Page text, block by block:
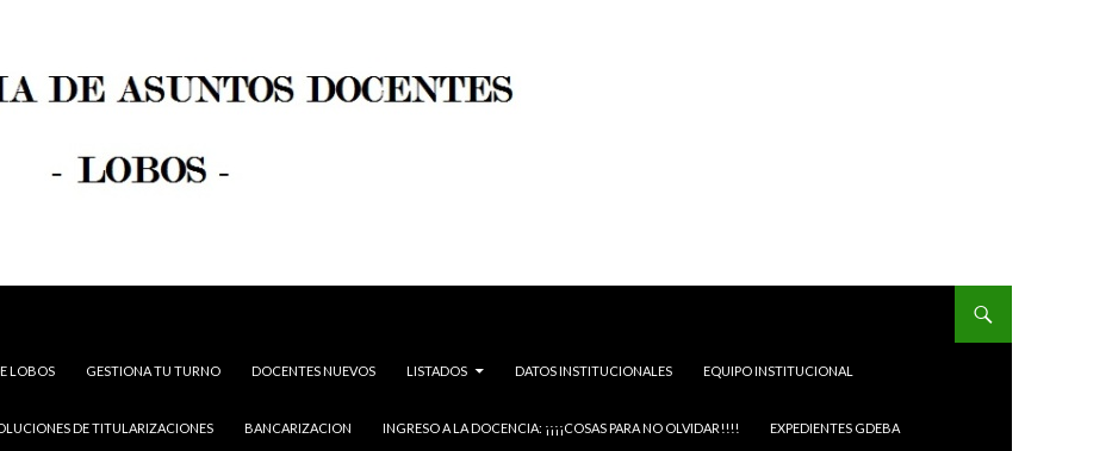
LOBOS GESTIONA TU TURNO DOCENTES NUEVOS LISTADOS DATOS INSTITUCIONALES EQUIPO INSTITUCIONAL
DE TITULARIZACIONES BANCARIZACION INGRESO A LA DOCENCIA: ¡¡¡¡COSAS PARA NO OLVIDAR!!!! EXPEDIENTES GDEBA